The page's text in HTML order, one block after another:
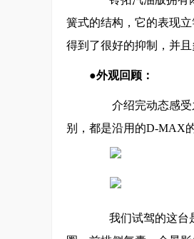
簧式的结构，它的表现
得到了很好的抑制，并
●外观回顾：
介绍完动态感受之
别，都是沿用的D-MAX
我们试驾的这台是